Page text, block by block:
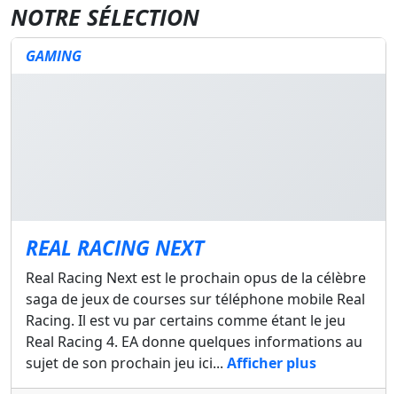
NOTRE SÉLECTION
GAMING
REAL RACING NEXT
Real Racing Next est le prochain opus de la célèbre
saga de jeux de courses sur téléphone mobile Real
Racing. Il est vu par certains comme étant le jeu
Real Racing 4. EA donne quelques informations au
sujet de son prochain jeu ici... Afficher plus